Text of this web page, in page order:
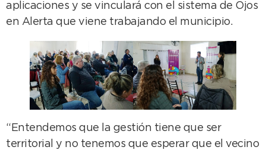
aplicaciones y se vinculará con el sistema de Ojos
en Alerta que viene trabajando el municipio.
“Entendemos que la gestión tiene que ser
territorial y no tenemos que esperar que el vecino